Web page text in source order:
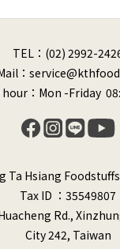
TEL：(02) 2992-
：
hour：Mon -Friday
Ta Hsiang
Tax ID ：35549807
Rd.,
City 242, Taiwan